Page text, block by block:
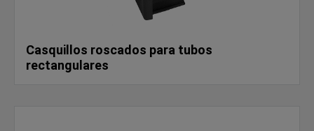
Casquillos roscados para tubos
rectangulares